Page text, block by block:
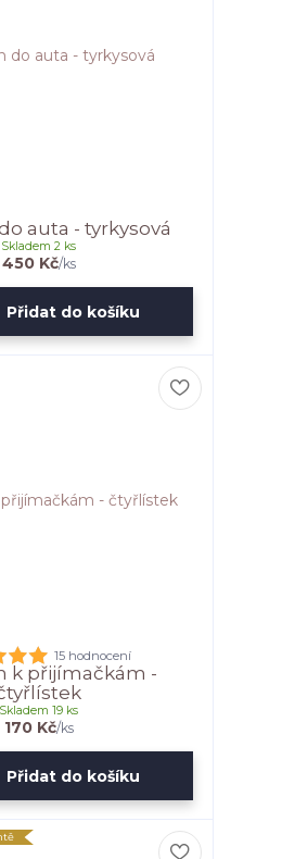
auta - tyrkysová
450 Kč/ks
Skladem 2 ks
Přidat do košíku
15 hodnocení
k přijímačkám -
170 Kč/ks
Skladem 19 ks
Přidat do košíku